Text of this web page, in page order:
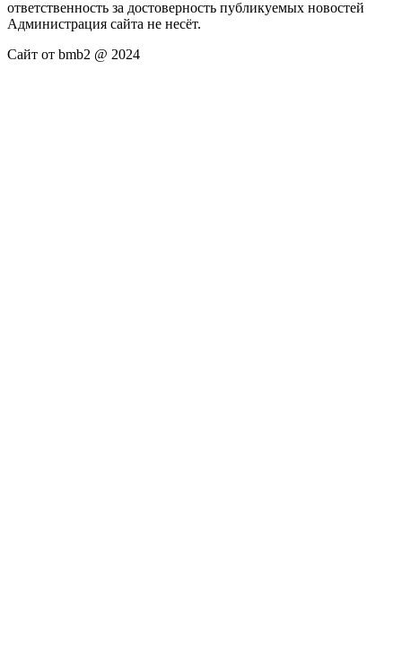
ответственность за достоверность публикуемых новостей
Администрация сайта не несёт.
Сайт от bmb2 @ 2024